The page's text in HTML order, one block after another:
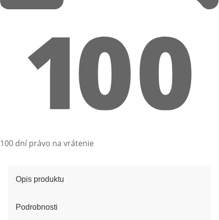
100 dní právo na vrátenie
Opis produktu
Podrobnosti